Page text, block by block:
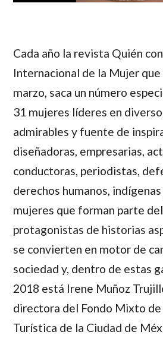
Cada año la revista Quién
Internacional de la Mujer
marzo, saca un número
31 mujeres líderes en
admirables y fuente de
diseñadoras, empresarias,
conductoras, periodistas,
derechos humanos,
mujeres que forman parte
protagonistas de historias
se convierten en motor de
sociedad y, dentro de estas
2018 está Irene Muñoz
directora del Fondo Mixto
Turística de la Ciudad de